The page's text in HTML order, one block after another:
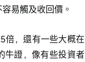
易觸及收回價。
倍，還有一些大概在
牛證，像有些投資者